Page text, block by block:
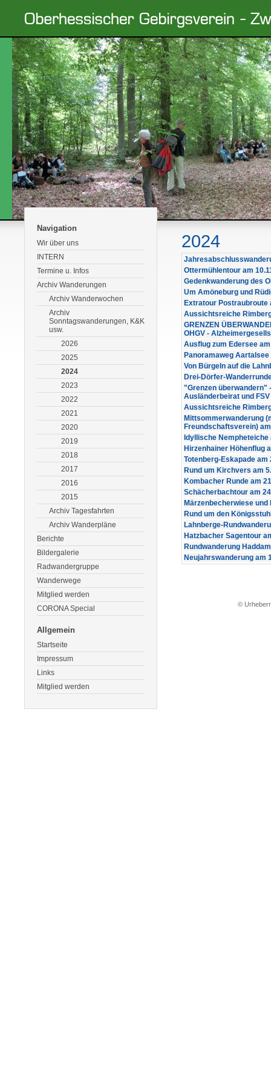
Navigation
Wir über uns
INTERN
Termine u. Infos
Archiv Wanderungen
Archiv Wanderwochen
Archiv
Sonntagswanderungen, K&K
usw.
2026
2025
2024
2023
2022
2021
2020
2019
2018
2017
2016
2015
Archiv Tagesfahrten
Archiv Wanderpläne
Berichte
Bildergalerie
Radwandergruppe
Wanderwege
Mitglied werden
CORONA Special
Allgemein
Startseite
Impressum
Links
Mitglied werden
2024
Ottermühlentour am
Gedenkwanderung des
Um Amöneburg und
Extratour Postraubroute
Aussichtsreiche
GRENZEN
OHGV -
Ausflug zum Edersee
Panoramaweg Aartalsee
Von Bürgeln auf die
Drei-Dörfer-
"Grenzen überwandern"
Ausländerbeirat und
Aussichtsreiche
Mittsommerwanderung
Freundschaftsverein)
Idyllische Nempheteiche
Hirzenhainer Höhenflug
Totenberg-Eskapade am
Rund um Kirchvers am
Kombacher Runde am
Schächerbachtour am
Märzenbecherwiese
Rund um den
Lahnberge-
Hatzbacher Sagentour
Rundwanderung
Neujahrswanderung am
©